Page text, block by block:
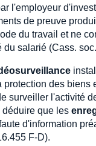
l'employeur
de preuve
du travail et ne
salarié (Cass.
des
surveiller l'activité
que les
d'information
F-D).